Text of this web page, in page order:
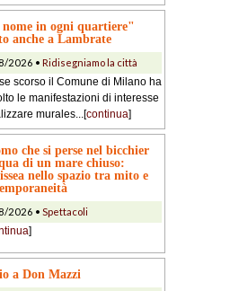
in ogni quartiere"
anche a Lambrate
2026 • Ridisegniamo la città
scorso il Comune di Milano ha
le manifestazioni di interesse
murales...[continua]
che si perse nel bicchier
di un mare chiuso:
nello spazio tra mito e
2026 • Spettacoli
]
a Don Mazzi